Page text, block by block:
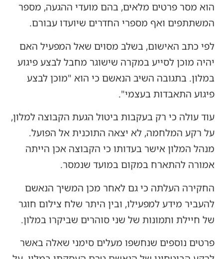
הוא מסר פרטים מלאים, בהם מועדי ההגעה, מספר
המשתתפים ואף מספרי החדרים שיועדו עבורם.
לפי כתב האישום, בשלב מסוים שאל המפעיל האם
יהיה מוכן לסייע במקרה שישוגר מחבל לבצע פיגוע
במלון. בתגובה השיב הנאשם כי הוא "מוכן לבצע
פיגוע התאבדות בעצמי".
עוד עולה כי רק בעקבות ביטול הגעת הקבוצה למלון,
על רקע המלחמה, לא יצאה התוכנית אל הפועל.
מנהל המלון אישר בעדותו כי הקבוצה אכן הייתה
אמורה להתארח במקום במועד שנמסר.
החקירה העלתה כי גם לאחר מכן המשיך הנאשם
להעביר מידע למפעילו, ובין היתר שלח צילום חוגר
של חיילת ותמונות של שני סוהרים שביקרו במלון.
פרטים נוספים שנחשפו מעלים סימני שאלה באשר